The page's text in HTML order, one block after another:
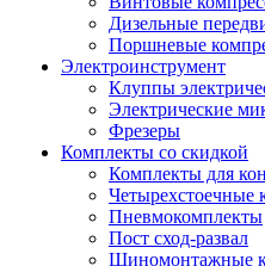
Дизельные
Поршневые
Электроинструмент
Клуппы
Электрические
Фрезеры
Комплекты со скидкой
Комплекты для
Четырехстоечные
Пневмокомплекты
Пост сход-развал
Шиномонтажные